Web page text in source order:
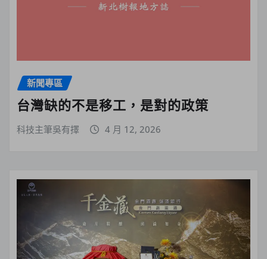
新聞專區
台灣缺的不是移工，是對的政策
科技主筆吳有擇 4 月 12, 2026